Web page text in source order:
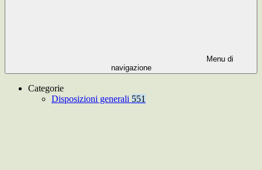
Menu di
navigazione
Categorie
Disposizioni generali 551